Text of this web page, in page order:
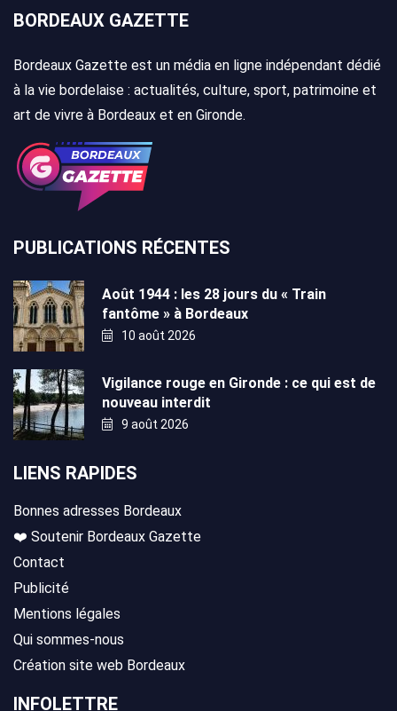
BORDEAUX GAZETTE
Bordeaux Gazette est un média en ligne indépendant dédié
à la vie bordelaise : actualités, culture, sport, patrimoine et
art de vivre à Bordeaux et en Gironde.
PUBLICATIONS RÉCENTES
Août 1944 : les 28 jours du « Train
fantôme » à Bordeaux
10 août 2026
Vigilance rouge en Gironde : ce qui est de
nouveau interdit
9 août 2026
LIENS RAPIDES
Bonnes adresses Bordeaux
❤️ Soutenir Bordeaux Gazette
Contact
Publicité
Mentions légales
Qui sommes-nous
Création site web Bordeaux
INFOLETTRE